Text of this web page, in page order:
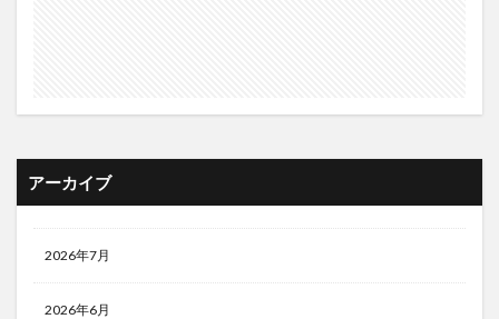
アーカイブ
2026年7月
2026年6月